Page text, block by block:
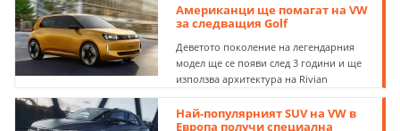
Американци ще помагат на VW
за следващия Golf
Деветото поколение на легендарния
модел ще се появи след 3 години и ще
използва архитектура на Rivian
Най-популярният SUV на VW в
Европа получи специална